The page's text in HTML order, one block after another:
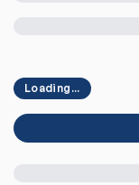
Loading...